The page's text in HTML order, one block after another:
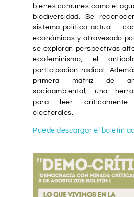
bienes comunes como el
biodiversidad. Se
sistema político actual
económicas y atravesado
se exploran perspectivas
ecofeminismo, el
participación radical.
primera matriz de
socioambiental, una
para leer críticamente
electorales.
Puede descargar el boletín